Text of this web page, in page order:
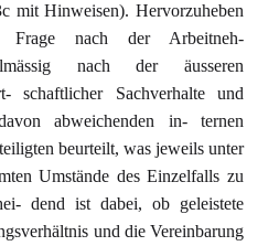
mit Hinweisen). Hervorzuheben
nach der Arbeitneh-
nach der äusseren
schaftlicher Sachverhalte und
abweichenden in- ternen
beurteilt, was jeweils unter
Umstände des Einzelfalls zu
dend ist dabei, ob geleistete
und die Vereinbarung